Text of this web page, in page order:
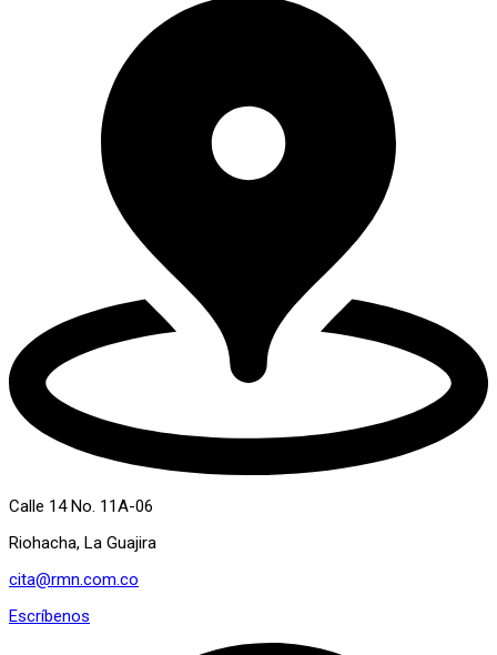
Calle 14 No. 11A-06
Riohacha, La Guajira
cita@rmn.com.co
Escríbenos